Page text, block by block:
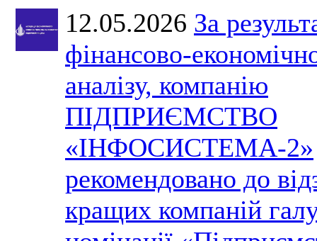
12.05.2026 За
фінансово-
аналізу, компанію
ПІДПРИЄМСТВО
«ІНФОСИСТЕМА-2»
рекомендовано до
кращих компаній